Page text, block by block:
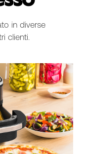
in diverse
clienti.